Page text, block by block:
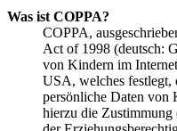
Was ist COPPA?
COPPA,
Act of 1998 (deutsch:
von Kindern im
USA, welches festlegt,
persönliche Daten von
hierzu die Zustimmung